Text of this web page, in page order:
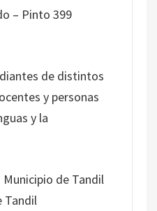
– Pinto 399
de distintos
y personas
y la
Municipio de Tandil
Tandil